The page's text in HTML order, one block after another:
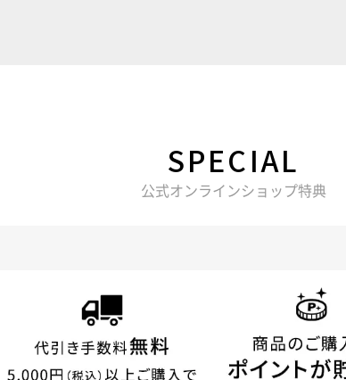
SPECIAL
公式オンラインショップ特典